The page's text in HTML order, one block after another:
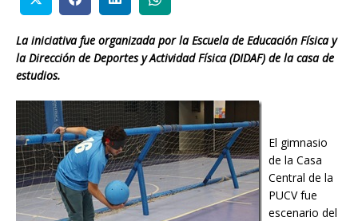
La iniciativa fue organizada por la Escuela de Educación Física y
la Dirección de Deportes y Actividad Física (DIDAF) de la casa de
estudios.
El gimnasio
de la Casa
Central de la
PUCV fue
escenario del